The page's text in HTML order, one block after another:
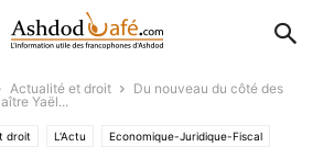
Actualité et droit
Du nouveau du côté des
Yaël...
droit L'Actu Economique-Juridique-Fiscal